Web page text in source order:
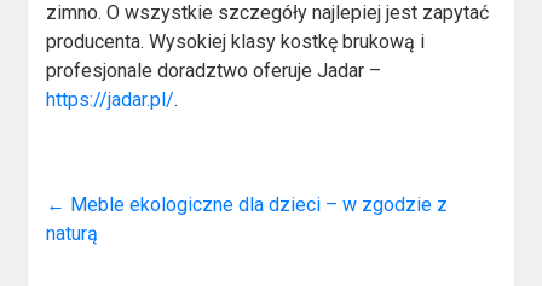
zimno. O wszystkie szczegóły najlepiej jest zapytać
producenta. Wysokiej klasy kostkę brukową i
profesjonale doradztwo oferuje Jadar –
https://jadar.pl/.
← Meble ekologiczne dla dzieci – w zgodzie z
naturą